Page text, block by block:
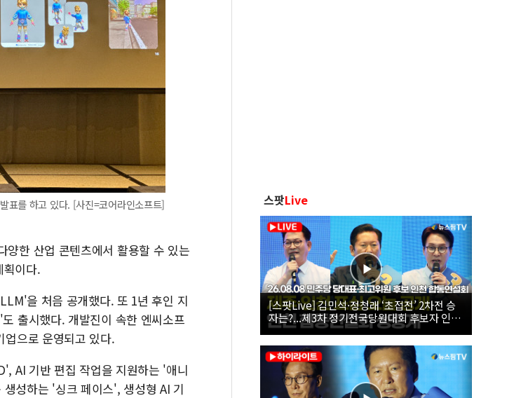
표를 하고 있다. [사진=코어라인소프트]
양한 산업 콘텐츠에서 활용할 수 있는
획이다.
을 처음 공개했다. 또 1년 후인 지
출시했다. 개발진이 속한 엔씨소프
으로 운영되고 있다.
AI 기반 편집 작업을 지원하는 '애니
성하는 '싱크 페이스', 생성형 AI 기
스팟Live
[스팟Live] 김민석·정청래 ‘초접전’ 2차전 승
자는?...제3차 정기전국당원대회 후보자 인천
합동연설회 생중계 | 26.08.08